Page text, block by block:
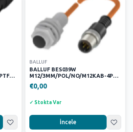
Filtreleri Temizle
BALLUF
BALLUF BES039W
M12/3MM/POL/NO/M12KAB-4P
€0,00
✓ Stokta Var
İncele